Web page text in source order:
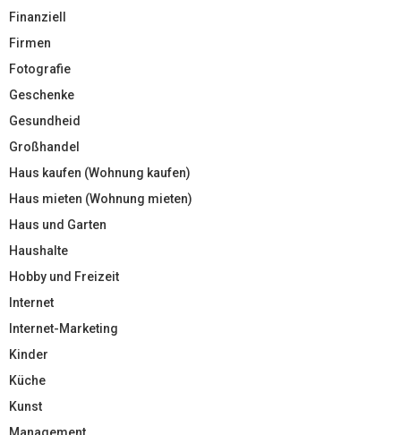
Finanziell
Firmen
Fotografie
Geschenke
Gesundheid
Großhandel
Haus kaufen (Wohnung kaufen)
Haus mieten (Wohnung mieten)
Haus und Garten
Haushalte
Hobby und Freizeit
Internet
Internet-Marketing
Kinder
Küche
Kunst
Management